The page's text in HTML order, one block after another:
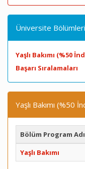
Üniversite Bölümleri
Yaşlı Bakımı (%50
Başarı Sıralamaları
Yaşlı Bakımı (%50
Bölüm Program Adı
Yaşlı Bakımı